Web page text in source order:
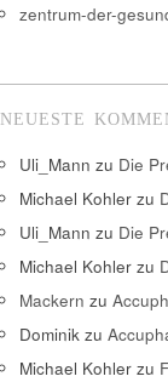
zentrum-der-
NEUESTE
Uli_Mann zu Die
Michael Kohler zu
Uli_Mann zu Die
Michael Kohler zu
Mackern zu
Dominik zu
Michael Kohler zu